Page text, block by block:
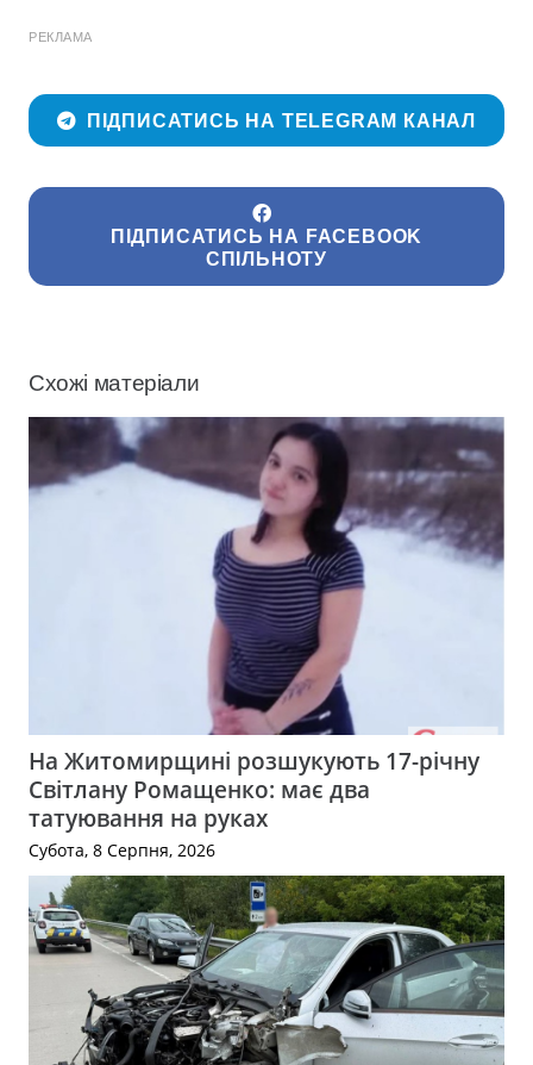
РЕКЛАМА
ПІДПИСАТИСЬ НА TELEGRAM КАНАЛ
ПІДПИСАТИСЬ НА FACEBOOK
СПІЛЬНОТУ
Схожі матеріали
На Житомирщині розшукують 17-річну
Світлану Ромащенко: має два
татуювання на руках
Субота, 8 Серпня, 2026